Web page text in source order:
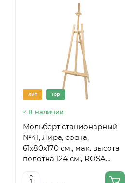
Хит Top
В наличии
Мольберт стационарный
№41, Лира, сосна,
61х80х170 см., мак. высота
полотна 124 см., ROSA